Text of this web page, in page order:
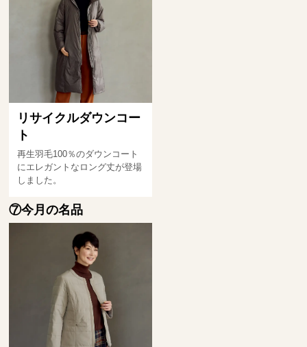
リサイクルダウンコー
ト
再生羽毛100％のダウンコート
にエレガントなロング丈が登場
しました。
⑦今月の名品